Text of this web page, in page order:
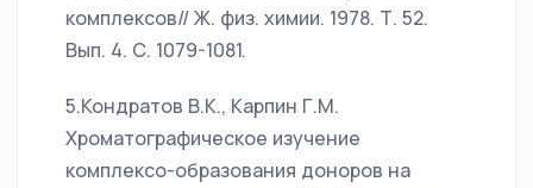
комплексов// Ж. физ. химии. 1978. Т. 52.
Вып. 4. С. 1079-1081.
5.Кондратов В.К., Карпин Г.М.
Хроматографическое изучение
комплексо-образования доноров на